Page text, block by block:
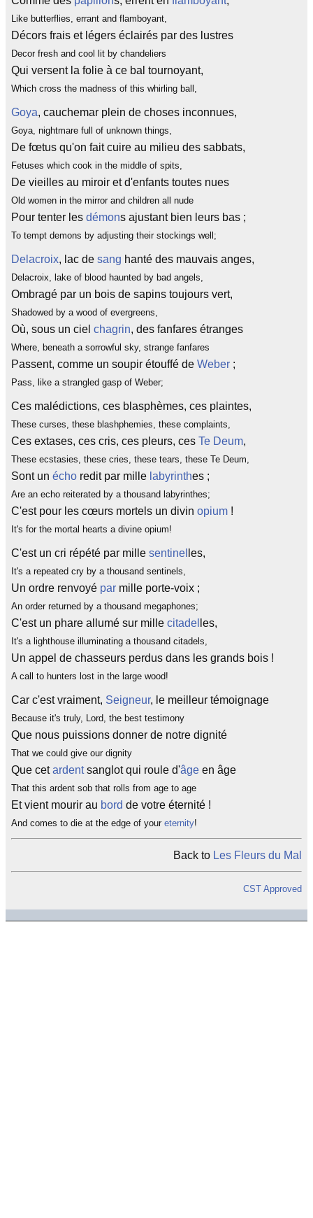
Like butterflies, errant and flamboyant,
Décors frais et légers éclairés par des lustres
Decor fresh and cool lit by chandeliers
Qui versent la folie à ce bal tournoyant,
Which cross the madness of this whirling ball,
Goya, cauchemar plein de choses inconnues,
Goya, nightmare full of unknown things,
De fœtus qu'on fait cuire au milieu des sabbats,
Fetuses which cook in the middle of spits,
De vieilles au miroir et d'enfants toutes nues
Old women in the mirror and children all nude
Pour tenter les démons ajustant bien leurs bas ;
To tempt demons by adjusting their stockings well;
Delacroix, lac de sang hanté des mauvais anges,
Delacroix, lake of blood haunted by bad angels,
Ombragé par un bois de sapins toujours vert,
Shadowed by a wood of evergreens,
Où, sous un ciel chagrin, des fanfares étranges
Where, beneath a sorrowful sky, strange fanfares
Passent, comme un soupir étouffé de Weber ;
Pass, like a strangled gasp of Weber;
Ces malédictions, ces blasphèmes, ces plaintes,
These curses, these blashphemies, these complaints,
Ces extases, ces cris, ces pleurs, ces Te Deum,
These ecstasies, these cries, these tears, these Te Deum,
Sont un écho redit par mille labyrinthes ;
Are an echo reiterated by a thousand labyrinthes;
C'est pour les cœurs mortels un divin opium !
It's for the mortal hearts a divine opium!
C'est un cri répété par mille sentinel les,
It's a repeated cry by a thousand sentinels,
Un ordre renvoyé par mille porte-voix ;
An order returned by a thousand megaphones;
C'est un phare allumé sur mille citadel les,
It's a lighthouse illuminating a thousand citadels,
Un appel de chasseurs perdus dans les grands bois !
A call to hunters lost in the large wood!
Car c'est vraiment, Seigneur, le meilleur témoignage
Because it's truly, Lord, the best testimony
Que nous puissions donner de notre dignité
That we could give our dignity
Que cetardentsanglot qui roule d'âge en âge
That this ardent sob that rolls from age to age
Et vient mourir au bord de votre éternité !
And comes to die at the edge of your eternity!
Back to Les Fleurs du Mal
CST Approved